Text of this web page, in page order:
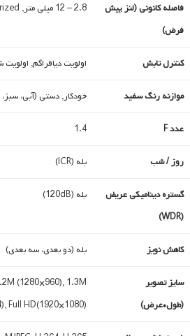
فاصله کانونی (لنز پیش
فرض)
2.8 – 12 میلی متر, motorized
کنترل تابش اولویت دیافراگم,
موازنه رنگ سفید خودکار, دستی (آبی،
عدد F 1.4
روز / شب بله (ICR)
گستره دینامیکی عریض
(WDR)
بله (120dB)
کاهش نویز بله (دو بعدی، سه بعدی)
سایز تصویر
(طول*عرض)
(1280×960), 1.3M
Full HD(1920×1080)